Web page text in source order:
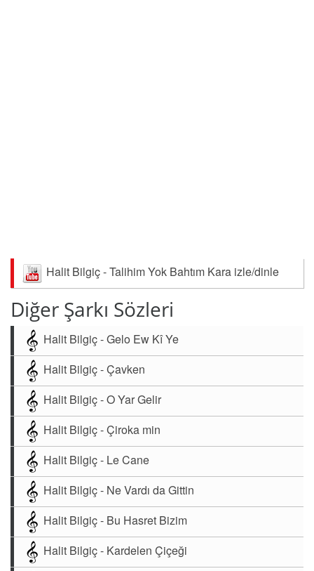
Halit Bilgiç - Talihim Yok Bahtım Kara izle/dinle
Diğer Şarkı Sözleri
Halit Bilgiç - Gelo Ew Kî Ye
Halit Bilgiç - Çavken
Halit Bilgiç - O Yar Gelir
Halit Bilgiç - Çiroka min
Halit Bilgiç - Le Cane
Halit Bilgiç - Ne Vardı da Gittin
Halit Bilgiç - Bu Hasret Bizim
Halit Bilgiç - Kardelen Çiçeği